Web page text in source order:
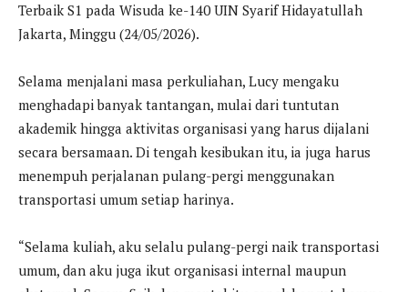
Terbaik S1 pada Wisuda ke-140 UIN Syarif Hidayatullah
Jakarta, Minggu (24/05/2026).
Selama menjalani masa perkuliahan, Lucy mengaku
menghadapi banyak tantangan, mulai dari tuntutan
akademik hingga aktivitas organisasi yang harus dijalani
secara bersamaan. Di tengah kesibukan itu, ia juga harus
menempuh perjalanan pulang-pergi menggunakan
transportasi umum setiap harinya.
“Selama kuliah, aku selalu pulang-pergi naik transportasi
umum, dan aku juga ikut organisasi internal maupun